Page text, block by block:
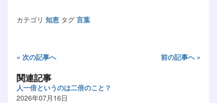
カテゴリ 知恵 タグ 言葉
« 次の記事へ 前の記事へ »
関連記事
人一倍というのは二倍のこと？
2026年07月16日